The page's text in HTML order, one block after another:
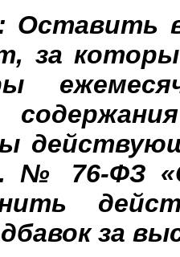
Оставить
за
№ 76-ФЗ
за